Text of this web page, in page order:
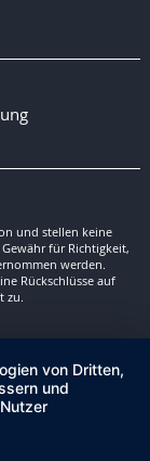
und stellen keine
für Richtigkeit,
werden.
Rückschlüsse auf
zu.
von Dritten,
und